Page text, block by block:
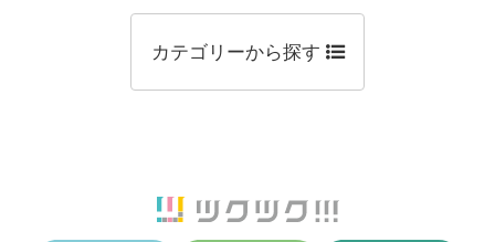
カテゴリーから探す